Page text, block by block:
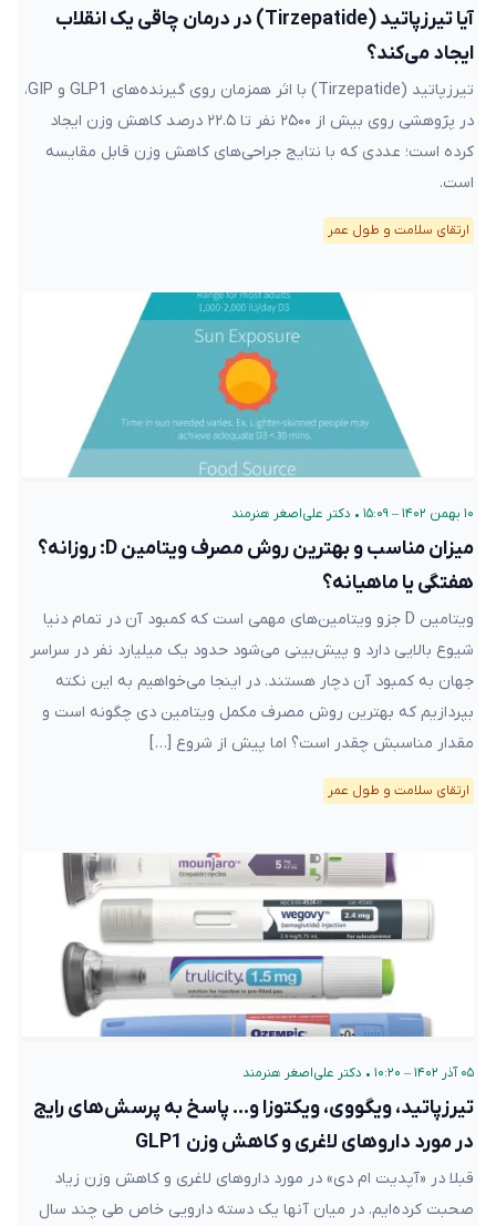
آیا تیرزپاتید (Tirzepatide) در درمان چاقی یک انقلاب
ایجاد می‌کند؟
تیرزپاتید (Tirzepatide) با اثر همزمان روی گیرنده‌های GLP1 و GIP،
در پژوهشی روی بیش از ۲۵۰۰ نفر تا ۲۲.۵ درصد کاهش وزن ایجاد
کرده است؛ عددی که با نتایج جراحی‌های کاهش وزن قابل مقایسه
است.
ارتقای سلامت و طول عمر
۱۰ بهمن ۱۴۰۲ – ۱۵:۰۹ • دکتر علی‌اصغر هنرمند
میزان مناسب و بهترین روش مصرف ویتامین D: روزانه؟
هفتگی یا ماهیانه؟
ویتامین D جزو ویتامین‌های مهمی است که کمبود آن در تمام دنیا
شیوع بالایی دارد و پیش‌بینی می‌شود حدود یک میلیارد نفر در سراسر
جهان به کمبود آن دچار هستند. در اینجا می‌خواهیم به این نکته
بپردازیم که بهترین روش مصرف مکمل ویتامین دی چگونه است و
مقدار مناسبش چقدر است؟ اما پیش از شروع […]
ارتقای سلامت و طول عمر
۰۵ آذر ۱۴۰۲ – ۱۰:۲۰ • دکتر علی‌اصغر هنرمند
تیرزپاتید، ویگووی، ویکتوزا و… پاسخ به پرسش‌های رایج
در مورد داروهای لاغری و کاهش وزن GLP1
قبلا در «آپدیت ام دی» در مورد داروهای لاغری و کاهش وزن زیاد
صحبت کرده‌ایم. در میان آنها یک دسته دارویی خاص طی چند سال